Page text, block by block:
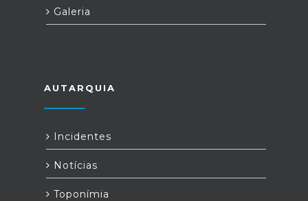
Galeria
AUTARQUIA
Incidentes
Notícias
Toponímia